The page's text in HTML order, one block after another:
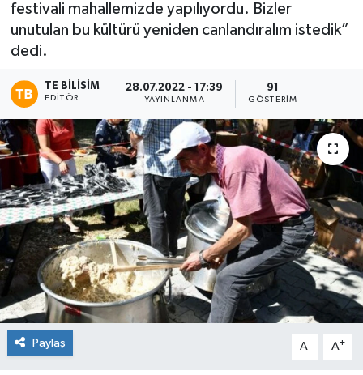
festivali mahallemizde yapılıyordu. Bizler
unutulan bu kültürü yeniden canlandıralım istedik”
dedi.
TE BILISIM
EDITÖR
28.07.2022 - 17:39
YAYINLANMA
91
GÖSTERIM
Paylaş A- A+
SİYASET
SPOR
TEKNOLOJİ
YAŞAM
Son Dakika Haberleri
Haber Arşivi